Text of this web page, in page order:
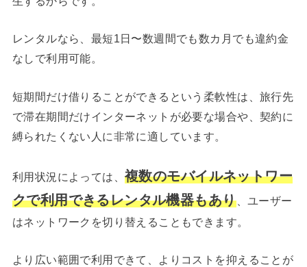
レンタルなら、最短1日〜数週間でも数カ月でも違約金
なしで利用可能。
短期間だけ借りることができるという柔軟性は、旅行先
で滞在期間だけインターネットが必要な場合や、契約に
縛られたくない人に非常に適しています。
利用状況によっては、複数のモバイルネットワー
クで利用できるレンタル機器もあり、ユーザー
はネットワークを切り替えることもできます。
より広い範囲で利用できて、よりコストを抑えることが